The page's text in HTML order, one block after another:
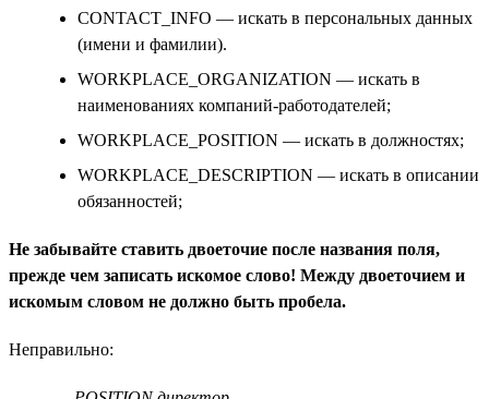
CONTACT_INFO — искать в персональных данных
(имени и фамилии).
WORKPLACE_ORGANIZATION — искать в
наименованиях компаний-работодателей;
WORKPLACE_POSITION — искать в должностях;
WORKPLACE_DESCRIPTION — искать в описании
обязанностей;
Не забывайте ставить двоеточие после названия поля,
прежде чем записать искомое слово! Между двоеточием и
искомым словом не должно быть пробела.
Неправильно: